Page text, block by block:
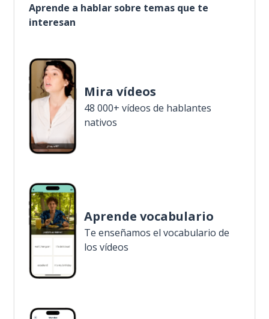
Aprende a hablar sobre temas que te
interesan
Mira vídeos
48 000+ vídeos de hablantes
nativos
Aprende vocabulario
Te enseñamos el vocabulario de
los vídeos